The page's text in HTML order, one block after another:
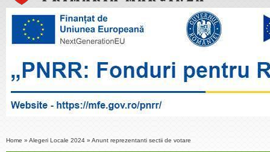
Home » Alegeri Locale 2024 » Anunt reprezentanti sectii de votare